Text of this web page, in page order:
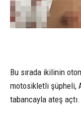
Bu sırada ikilinin
motosikletli şüpheli,
tabancayla ateş açtı.